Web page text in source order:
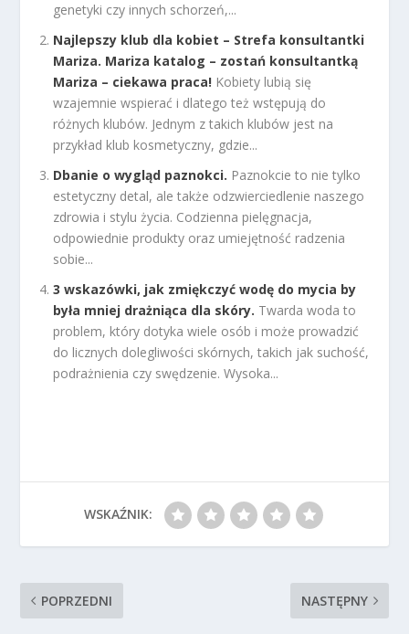
genetyki czy innych schorzeń,...
Najlepszy klub dla kobiet – Strefa konsultantki
Mariza. Mariza katalog – zostań konsultantką
Mariza – ciekawa praca! Kobiety lubią się
wzajemnie wspierać i dlatego też wstępują do
różnych klubów. Jednym z takich klubów jest na
przykład klub kosmetyczny, gdzie...
Dbanie o wygląd paznokci. Paznokcie to nie tylko
estetyczny detal, ale także odzwierciedlenie naszego
zdrowia i stylu życia. Codzienna pielęgnacja,
odpowiednie produkty oraz umiejętność radzenia
sobie...
3 wskazówki, jak zmiękczyć wodę do mycia by
była mniej drażniąca dla skóry. Twarda woda to
problem, który dotyka wiele osób i może prowadzić
do licznych dolegliwości skórnych, takich jak suchość,
podrażnienia czy swędzenie. Wysoka...
WSKAŹNIK:
POPRZEDNI NASTĘPNY